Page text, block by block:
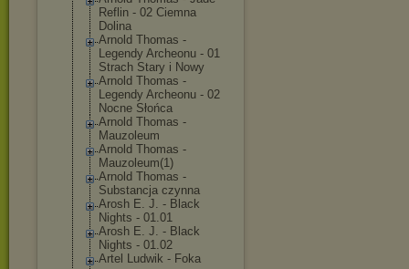
Reflin - 02 Ciemna
Dolina
Arnold Thomas -
Legendy Archeonu - 01
Strach Stary i Nowy
Arnold Thomas -
Legendy Archeonu - 02
Nocne Słońca
Arnold Thomas -
Mauzoleum
Arnold Thomas -
Mauzoleum(1)
Arnold Thomas -
Substancja czynna
Arosh E. J. - Black
Nights - 01.01
Arosh E. J. - Black
Nights - 01.02
Artel Ludwik - Foka